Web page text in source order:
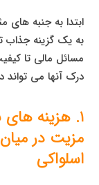
ابتدا به جنبه
به یک گزینه جذاب
مسائل مالی تا
درک آنها می
۱. هزینه
مزیت در
اسلواکی